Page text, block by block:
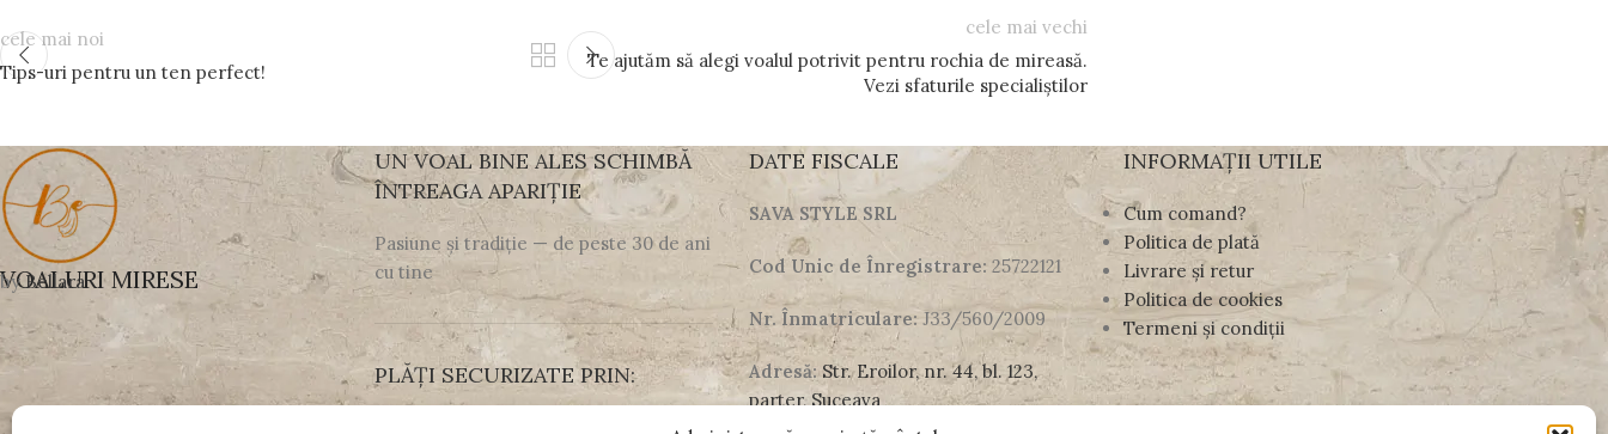
cele mai noi
Tips-uri pentru un ten perfect!
cele mai vechi
Te ajutăm să alegi voalul potrivit pentru rochia de mireasă.
Vezi sfaturile specialiștilor
VOALURI MIRESE
byBellara
UN VOAL BINE ALES SCHIMBĂ
ÎNTREAGA APARIȚIE
Pasiune și tradiție — de peste 30 de ani
cu tine
PLĂȚI SECURIZATE PRIN:
DATE FISCALE
SAVA STYLE SRL
Cod Unic de Înregistrare: 25722121
Nr. Înmatriculare:J33/560/2009
Adresă:Str. Eroilor, nr. 44, bl. 123,
parter, Suceava
INFORMAȚII UTILE
Cum comand?
Politica de plată
Livrare și retur
Politica de cookies
Termeni și condiții